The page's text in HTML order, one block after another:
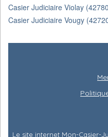
Casier Judiciaire Violay
Casier Judiciaire Vougy
Le site internet Mon-Casier-